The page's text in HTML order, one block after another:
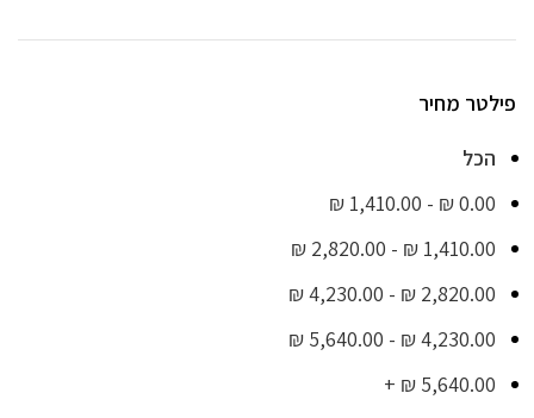
פילטר מחיר
הכל
0.00
₪
-
1,410.00
₪
1,410.00
₪
-
2,820.00
₪
2,820.00
₪
-
4,230.00
₪
4,230.00
₪
-
5,640.00
₪
5,640.00
₪
+